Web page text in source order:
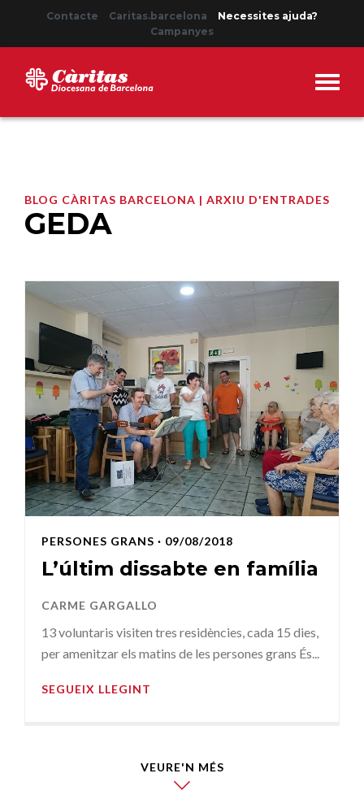
Contacte Caritas.barcelona
Necessites ajuda?
Campanyes
BLOG CÀRITAS BARCELONA | ARXIU D'ENTRADES
GEDA
PERSONES GRANS · 09/08/2018
L’últim dissabte en família
CARME GARGALLO
13 voluntaris visiten tres residències, cada 15 dies,
per amenitzar els matins de les persones grans És...
SEGUEIX LLEGINT
VEURE'N MÉS